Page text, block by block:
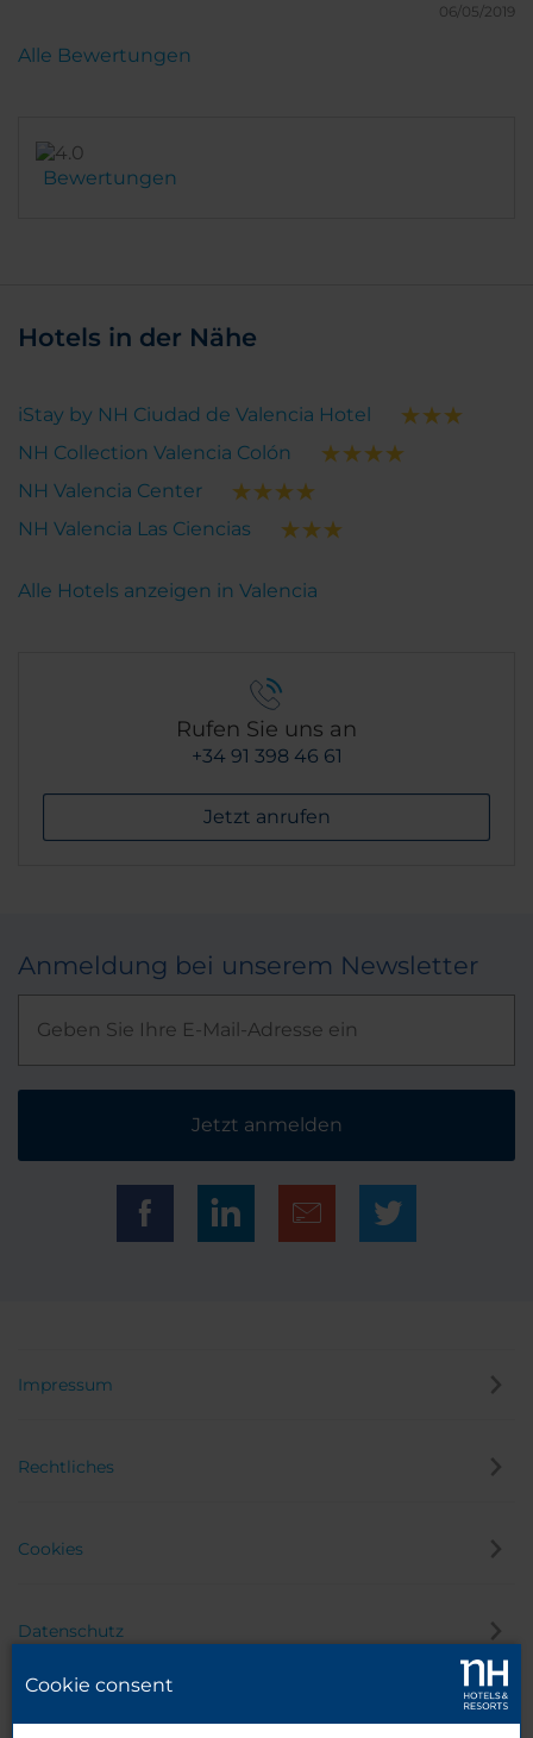
06/05/2019
Bewertungen
Alle Bewertungen
Hotels in der Nähe
iStay by NH Ciudad de Valencia Hotel
NH Collection Valencia Colón
NH Valencia Center
NH Valencia Las Ciencias
Alle Hotels anzeigen in Valencia
Rufen Sie uns an
+34 91 398 46 61
Jetzt anrufen
Anmeldung bei unserem Newsletter
Jetzt anmelden
Impressum
Rechtliches
Cookies
Datenschutz
Cookie consent